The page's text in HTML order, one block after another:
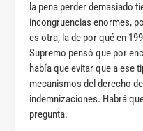
la pena perder demasiado
incongruencias enormes,
es otra, la de por qué en
Supremo pensó que por
había que evitar que a ese
mecanismos del derecho
indemnizaciones. Habrá
pregunta.